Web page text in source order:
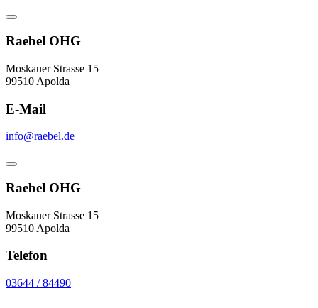
Raebel OHG
Moskauer Strasse 15
99510 Apolda
E-Mail
info@raebel.de
Raebel OHG
Moskauer Strasse 15
99510 Apolda
Telefon
03644 / 84490